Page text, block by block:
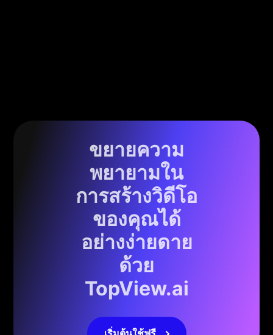
ขยายความ
พยายามใน
การสร้างวิดีโอ
ของคุณได้
อย่างง่ายดาย
ด้วย
TopView.ai